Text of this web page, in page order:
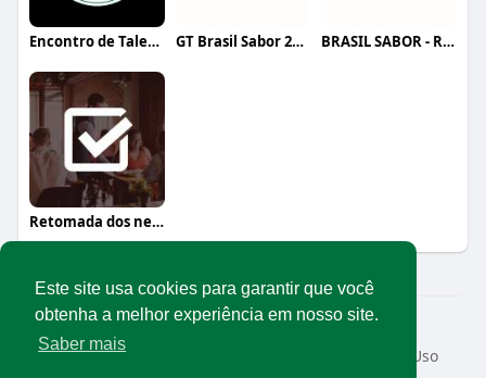
Este site usa cookies para garantir que você
obtenha a melhor experiência em nosso site.
Saber mais
Encontro de Talentos Abrasel GT Brasil Sabor 2020 BRASIL SABOR - REALIZAÇÃO DO EVENTO
Retomada dos negócios
© 2026 Rede Abrasel
Início
Sobre
Termos de Uso